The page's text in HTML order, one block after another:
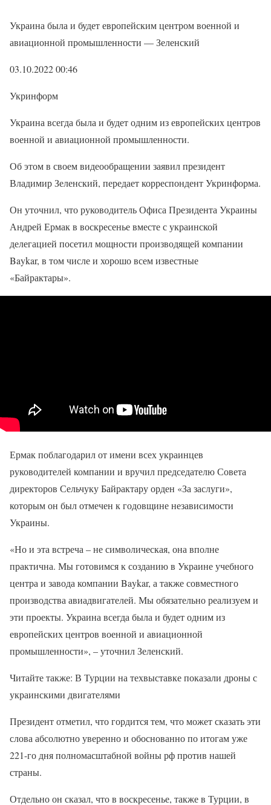
Украина была и будет европейским центром военной и
авиационной промышленности — Зеленский
03.10.2022 00:46
Укринформ
Украина всегда была и будет одним из европейских центров
военной и авиационной промышленности.
Об этом в своем видеообращении заявил президент
Владимир Зеленский, передает корреспондент Укринформа.
Он уточнил, что руководитель Офиса Президента Украины
Андрей Ермак в воскресенье вместе с украинской
делегацией посетил мощности производящей компании
Baykar, в том числе и хорошо всем известные
«Байрактары».
Ермак поблагодарил от имени всех украинцев
руководителей компании и вручил председателю Совета
директоров Сельчуку Байрактару орден «За заслуги»,
которым он был отмечен к годовщине независимости
Украины.
«Но и эта встреча – не символическая, она вполне
практична. Мы готовимся к созданию в Украине учебного
центра и завода компании Baykar, а также совместного
производства авиадвигателей. Мы обязательно реализуем и
эти проекты. Украина всегда была и будет одним из
европейских центров военной и авиационной
промышленности», – уточнил Зеленский.
Читайте также: В Турции на техвыставке показали дроны с
украинскими двигателями
Президент отметил, что гордится тем, что может сказать эти
слова абсолютно уверенно и обоснованно по итогам уже
221-го дня полномасштабной войны рф против нашей
страны.
Отдельно он сказал, что в воскресенье, также в Турции, в